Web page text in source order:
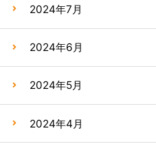
2024年7月
2024年6月
2024年5月
2024年4月